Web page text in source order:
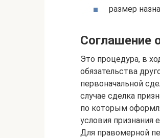
размер
Соглашение
Это процедура, в
обязательства
первоначальной
случае сделка
по которым
условия признания
Для правомерной